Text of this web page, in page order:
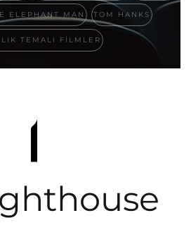
ELEPHANT MAN TOM HANKS
TEMALI FILMLER